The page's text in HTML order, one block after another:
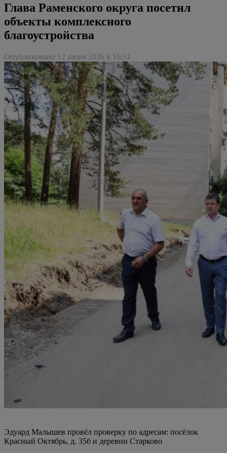
Глава Раменского округа посетил
объекты комплексного
благоустройства
Опубликовано 12 июня 2026 в 16:31
Эдуард Малышев провёл проверку по адресам: посёлок
Красный Октябрь, д. 35б и деревни Старково